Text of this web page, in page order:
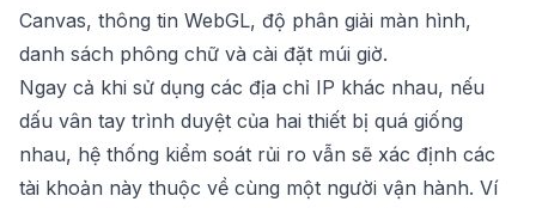
Canvas, thông tin WebGL, độ phân giải màn hình,
danh sách phông chữ và cài đặt múi giờ.
Ngay cả khi sử dụng các địa chỉ IP khác nhau, nếu
dấu vân tay trình duyệt của hai thiết bị quá giống
nhau, hệ thống kiểm soát rủi ro vẫn sẽ xác định các
tài khoản này thuộc về cùng một người vận hành. Ví